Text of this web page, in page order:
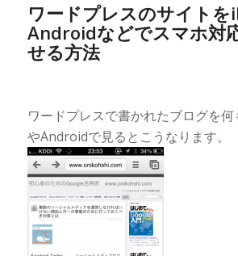
ワードプレスのサイト
Androidなどでスマホ対
せる方法
ワードプレスで書かれたブログを
やAndroidで見るとこうなります。